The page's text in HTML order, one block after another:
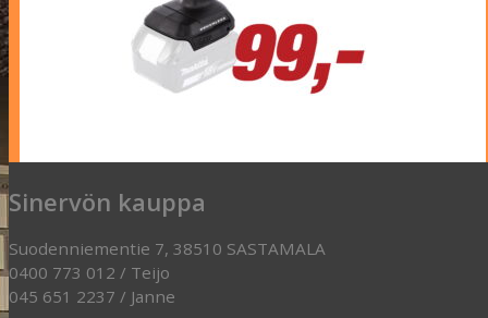
Sinervön kauppa
Suodenniementie 7, 38510 SASTAMALA
0400 773 012 / Teijo
045 651 2237 / Janne